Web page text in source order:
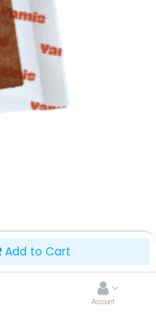
Add to Cart
Account